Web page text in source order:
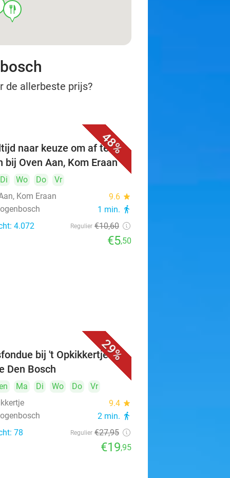
food
de allerbeste prijs?
48%
naar keuze om af te
bij Oven Aan, Kom Eraan
Di Wo Do
Vr
Kom Eraan
9.6 star
1 min. directions_walk
4.072 Regulier €10,60
€5,50
29%
bij 't Opkikkertje in
Den Bosch
Ma Di Wo Do
Vr
9.4 star
2 min. directions_walk
78 Regulier €27,95
€19,95